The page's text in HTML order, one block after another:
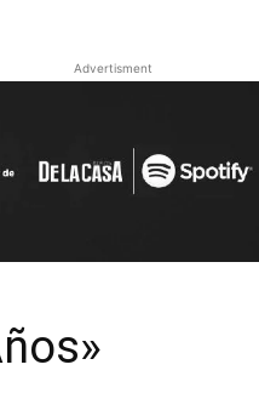
Advertisment